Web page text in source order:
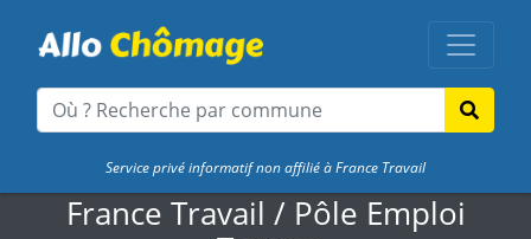
Service privé informatif non affilié à France Travail
France Travail / Pôle Emploi